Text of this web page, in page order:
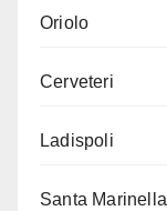
Oriolo
Cerveteri
Ladispoli
Santa Marinella